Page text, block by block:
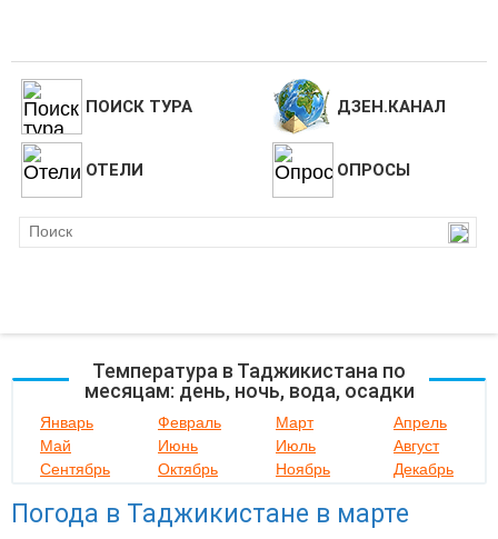
ПОИСК ТУРА ДЗЕН.КАНАЛ
ОТЕЛИ ОПРОСЫ
Температура в Таджикистана по
месяцам: день, ночь, вода, осадки
Январь Февраль Март
Апрель
Май
Июнь Июль
Август
Сентябрь
Октябрь Ноябрь Декабрь
Погода в Таджикистане в марте